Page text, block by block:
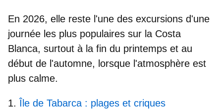
En 2026, elle reste l'une des excursions d'une
journée les plus populaires sur la Costa
Blanca, surtout à la fin du printemps et au
début de l'automne, lorsque l'atmosphère est
plus calme.
Île de Tabarca : plages et criques